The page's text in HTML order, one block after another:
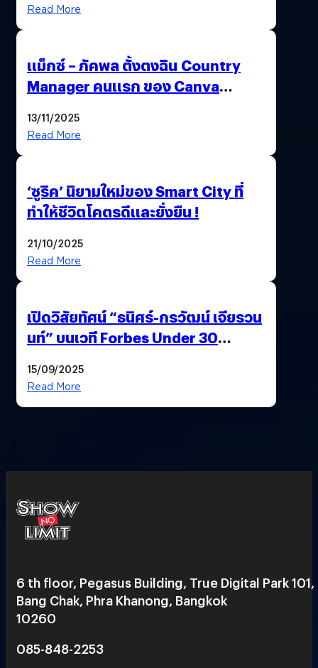
Read More
แม็กซ์ – ภัคพล ตั้งตงฉิน Country
Manager คนแรก ของ Canva
13/11/2025
Read More
‘ซูริค’ นิยามใหม่ของ Smart City ที่
ทำให้ชีวิตโคตรดีและยั่งยืน !
21/10/2025
Read More
เปิดวิสัยทัศน์ “ธนิศร์-กรวัฒน์ เจียรวน
นท์” บนเวที Forbes Under 30
15/09/2025
Read More
6 th floor, Pegasus Building, True Digital Park 101,
Bang Chak, Phra Khanong, Bangkok
10260
085-848-2253